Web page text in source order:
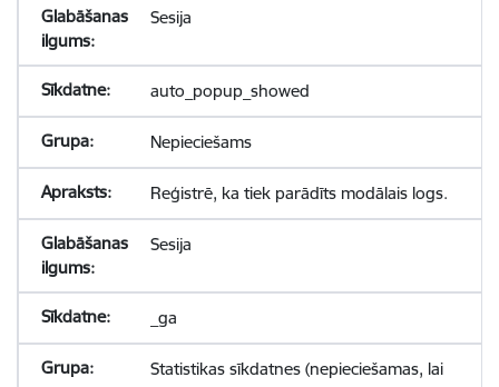
Sesija
auto_popup_showed
Nepieciešams
Reģistrē, ka tiek parādīts modālais logs.
Sesija
_ga
Statistikas sīkdatnes (nepieciešamas, lai